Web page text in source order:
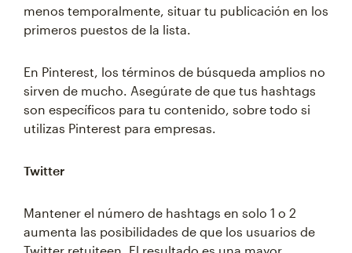
menos temporalmente, situar tu publicación en los
primeros puestos de la lista.
En Pinterest, los términos de búsqueda amplios no
sirven de mucho. Asegúrate de que tus hashtags
son específicos para tu contenido, sobre todo si
utilizas Pinterest para empresas.
Twitter
Mantener el número de hashtags en solo 1 o 2
aumenta las posibilidades de que los usuarios de